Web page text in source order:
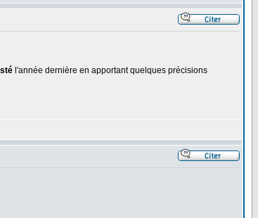
l'année dernière en apportant quelques précisions